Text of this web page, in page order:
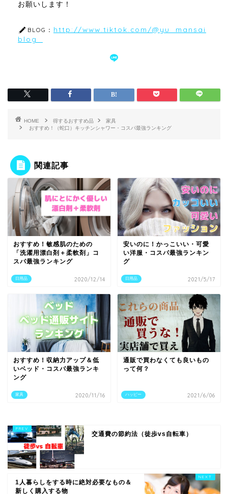
お願いします！
BLOG： http://www.tiktok.com/@yu_mansai
blog_
HOME 得するおすすめ品
家具
おすすめ！（蛇口）キッチンシャワー・コスパ最強ランキング
関連記事
日用品
おすすめ！敏感肌のための
「洗濯用漂白剤＋柔軟剤」コ
スパ最強ランキング
2020/12/14 日用品
安いのに！かっこいい・可愛
い洋服・コスパ最強ランキン
グ
2021/5/17
家具
おすすめ！収納力アップ＆低
いベッド・コスパ最強ランキ
ング
2020/11/16 ハッピー
通販で買わなくても良いもの
って何？
2021/6/06
交通費の節約法（徒歩vs自転車）
1人暮らしをする時に絶対必要なもの＆
新しく購入する物